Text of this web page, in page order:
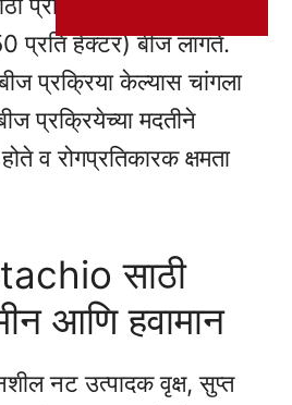
प्रति हेक्टर) बीज लागते.
बीज प्रक्रिया केल्यास चांगला
प्रक्रियेच्या मदतीने
व रोगप्रतिकारक क्षमता
साठी
आणि हवामान
नट उत्पादक वृक्ष, सुप्त